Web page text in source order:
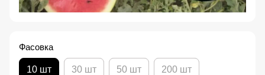
Фасовка
10 шт 30 шт 50 шт 200 шт